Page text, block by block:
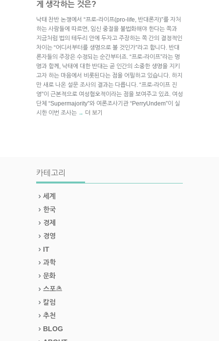
게 생각하는 것은?
낙태 찬반 논쟁에서 “프로-라이프(pro-life, 반대론자)”를 자처
하는 사람들에 따르면, 임신 중절을 불법화해야 한다는 쪽과
지금처럼 법의 테두리 안에 두자고 주장하는 쪽 간의 결정적인
차이는 “어디서부터를 생명으로 볼 것인가”라고 합니다. 반대
론자들의 주장은 수정되는 순간부터죠. “프로-라이프”라는 명
명과 함께, 낙태에 대한 반대는 곧 인간의 소중한 생명을 지키
고자 하는 마음에서 비롯된다는 점을 어필하고 있습니다. 하지
만 새로 나온 설문 조사의 결과는 다릅니다. “프로-라이프 진
영”이 근본적으로 여성혐오적이라는 점을 보여주고 있죠. 여성
단체 “Supermajority”와 여론조사기관 “PerryUndem”이 실
시한 이번 조사는 → 더 보기
카테고리
세계
한국
경제
경영
IT
과학
문화
스포츠
칼럼
추천
BLOG